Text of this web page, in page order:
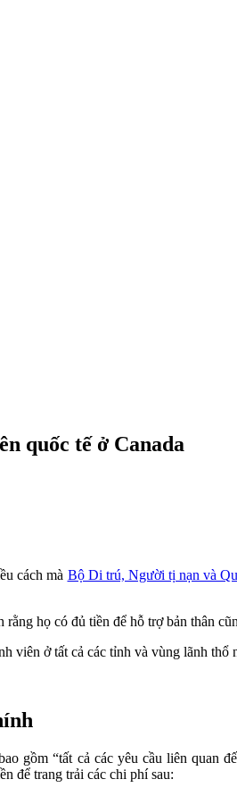
quốc tế ở Canada
cách mà Bộ Di trú, Người tị nạn và
họ có đủ tiền để hỗ trợ bản thân
viên ở tất cả các tỉnh và vùng lãnh thổ
gồm “tất cả các yêu cầu liên quan
để trang trải các chi phí sau: